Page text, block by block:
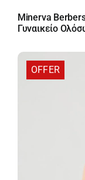
price
was:
τρέχουσα
τιμή
58,32 €.
Minerva
Γυναικείο
OFFER